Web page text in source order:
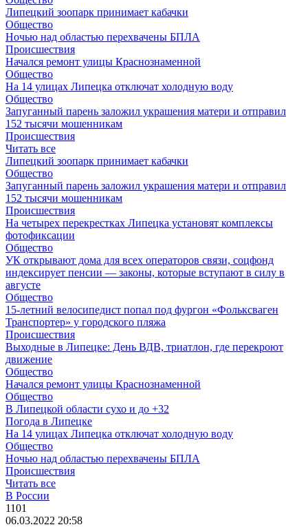
Липецкий зоопарк принимает кабачки
Общество
Ночью над областью перехвачены БПЛА
Происшествия
Начался ремонт улицы Краснознаменной
Общество
На 14 улицах Липецка отключат холодную воду
Общество
Запуганный парень заложил украшения матери и отправил
152 тысячи мошенникам
Происшествия
Читать все
Липецкий зоопарк принимает кабачки
Общество
Запуганный парень заложил украшения матери и отправил
152 тысячи мошенникам
Происшествия
На четырех перекрестках Липецка установят комплексы
фотофиксации
Общество
УК открывают дома для всех операторов связи, соцфонд
индексирует пенсии — законы, которые вступают в силу в
августе
Общество
15-летний велосипедист попал под фургон «Фольксваген
Транспортер» у городского пляжа
Происшествия
Выходные в Липецке: День ВДВ, триатлон, где перекроют
движение
Общество
Начался ремонт улицы Краснознаменной
Общество
В Липецкой области сухо и до +32
Погода в Липецке
На 14 улицах Липецка отключат холодную воду
Общество
Ночью над областью перехвачены БПЛА
Происшествия
Читать все
В России
1101
06.03.2022 20:58